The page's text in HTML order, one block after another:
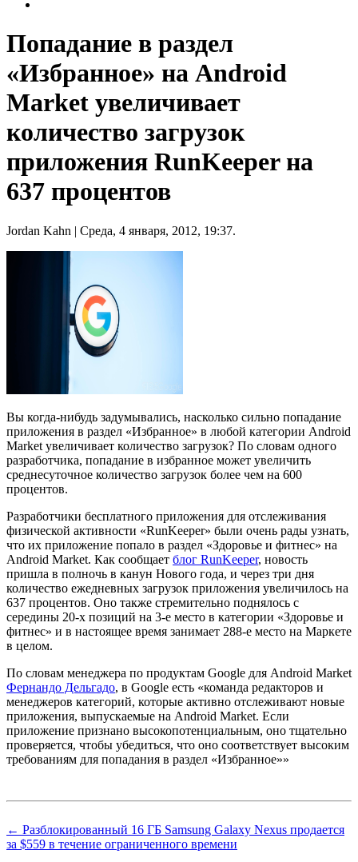
Попадание в раздел
«Избранное» на Android
Market увеличивает
количество загрузок
приложения RunKeeper на
637 процентов
Jordan Kahn | Среда, 4 января, 2012, 19:37.
Вы когда-нибудь задумывались, насколько сильно попадание
приложения в раздел «Избранное» в любой категории Android
Market увеличивает количество загрузок? По словам одного
разработчика, попадание в избранное может увеличить
среднесуточное количество загрузок более чем на 600
процентов.
Разработчики бесплатного приложения для отслеживания
физической активности «RunKeeper» были очень рады узнать,
что их приложение попало в раздел «Здоровье и фитнес» на
Android Market. Как сообщает блог RunKeeper, новость
пришла в полночь в канун Нового года, и через три дня
количество ежедневных загрузок приложения увеличилось на
637 процентов. Оно также стремительно поднялось с
середины 20-х позиций на 3-е место в категории «Здоровье и
фитнес» и в настоящее время занимает 288-е место на Маркете
в целом.
По словам менеджера по продуктам Google для Android Market
Фернандо Дельгадо, в Google есть «команда редакторов и
менеджеров категорий, которые активно отслеживают новые
приложения, выпускаемые на Android Market. Если
приложение признано высокопотенциальным, оно тщательно
проверяется, чтобы убедиться, что оно соответствует высоким
требованиям для попадания в раздел «Избранное»»
← Разблокированный 16 ГБ Samsung Galaxy Nexus продается
за $559 в течение ограниченного времени